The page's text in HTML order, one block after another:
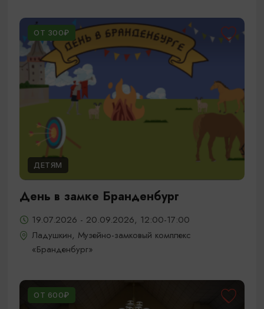
ОТ 300₽
ДЕТЯМ
День в замке Бранденбург
19.07.2026 - 20.09.2026, 12:00-17:00
Ладушкин, Музейно-замковый комплекс
«Бранденбург»
ОТ 600₽